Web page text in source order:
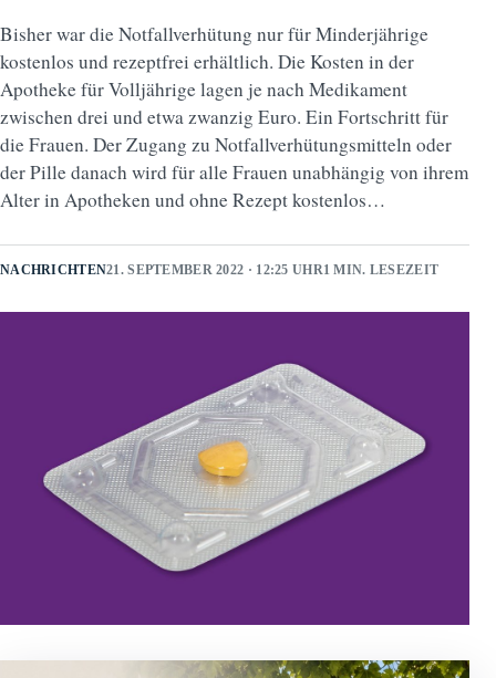
Bisher war die Notfallverhütung nur für Minderjährige
kostenlos und rezeptfrei erhältlich. Die Kosten in der
Apotheke für Volljährige lagen je nach Medikament
zwischen drei und etwa zwanzig Euro. Ein Fortschritt für
die Frauen. Der Zugang zu Notfallverhütungsmitteln oder
der Pille danach wird für alle Frauen unabhängig von ihrem
Alter in Apotheken und ohne Rezept kostenlos…
NACHRICHTEN21. SEPTEMBER 2022 · 12:25 UHR1 MIN. LESEZEIT